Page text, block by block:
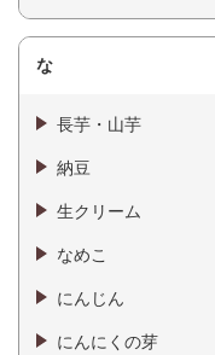
な
長芋・山芋
納豆
生クリーム
なめこ
にんじん
にんにくの芽